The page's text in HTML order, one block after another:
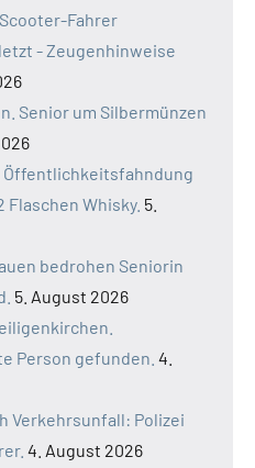
Fahrer
- Zeugenhinweise
Senior um Silbermünzen
Öffentlichkeitsfahndung
Flaschen Whisky. 5.
bedrohen Seniorin
5. August 2026
Person gefunden. 4.
Verkehrsunfall: Polizei
4. August 2026